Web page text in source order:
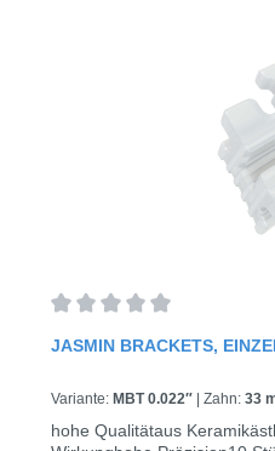
JASMIN BRACKETS,
Variante: MBT 0.022″ Zahn: 33
hohe Qualitätaus